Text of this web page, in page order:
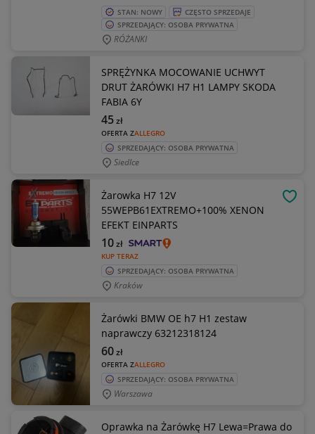
STAN: NOWY
CZĘSTO SPRZEDAJE
SPRZEDAJĄCY: OSOBA PRYWATNA
RÓŻANKI
SPRĘŻYNKA MOCOWANIE UCHWYT
DRUT ŻARÓWKI H7 H1 LAMPY SKODA
FABIA 6Y
OFERTA ZALLEGRO
45zł
SPRZEDAJĄCY: OSOBA PRYWATNA
Siedlce
Żarowka H7 12V
55WEPB61EXTREMO+100% XENON
EFEKT EINPARTS
KUP TERAZ
10zł
SPRZEDAJĄCY: OSOBA PRYWATNA
Kraków
Żarówki BMW OE h7 H1 zestaw
naprawczy 63212318124
OFERTA ZALLEGRO
60zł
SPRZEDAJĄCY: OSOBA PRYWATNA
Warszawa
Oprawka na Żarówkę H7 Lewa=Prawa do